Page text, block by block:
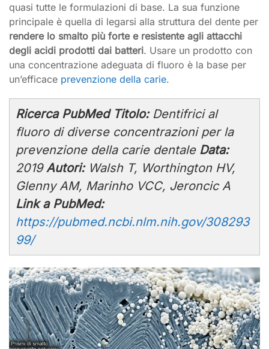
quasi tutte le formulazioni di base. La sua funzione
principale è quella di legarsi alla struttura del dente per
rendere lo smalto più forte e resistente agli attacchi
degli acidi prodotti dai batteri. Usare un prodotto con
una concentrazione adeguata di fluoro è la base per
un’efficace prevenzione della carie.
Ricerca PubMed Titolo:Dentifrici al
fluoro di diverse concentrazioni per la
prevenzione della carie dentale Data:
2019Autori:Walsh T, Worthington HV,
Glenny AM, Marinho VCC, Jeroncic A
Link a PubMed:
https://pubmed.ncbi.nlm.nih.gov/308293
99/